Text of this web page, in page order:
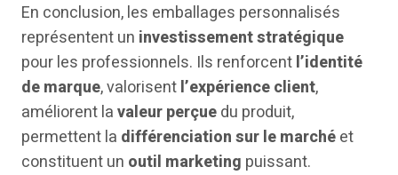
En conclusion, les emballages personnalisés
représentent un investissement stratégique
pour les professionnels. Ils renforcentl’identité
de marque, valorisentl’expérience client,
améliorent lavaleur perçuedu produit,
permettent la différenciation sur le marchéet
constituent un outil marketing puissant.